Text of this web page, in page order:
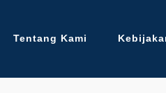
Tentang Kami